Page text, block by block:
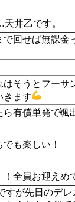
井乙です。
回せば無課金
そうとフー
きます
有償単発で颯
も楽しい！
全員お迎えめ
すが先日のデ